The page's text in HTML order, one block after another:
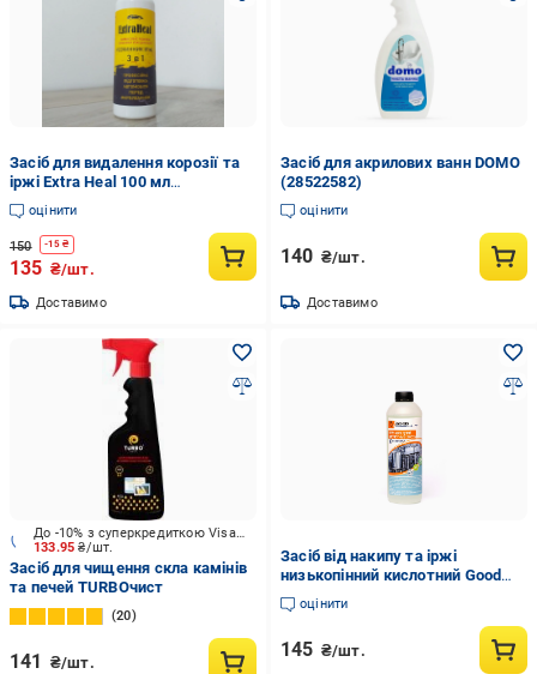
Засіб для видалення корозії та
іржі Extra Heal 100 мл
(2016425035)
оцінити
150 -15 ₴
135 ₴/шт.
Доставимо
Засіб для акрилових ванн DOMO
(28522582)
оцінити
140 ₴/шт.
Доставимо
133.95₴/шт.
До -10% з суперкредиткою Visa Вигода
Засіб для чищення скла камінів
та печей TURBOчист
20
141 ₴/шт.
Засіб від накипу та іржі
низькопінний кислотний Good
Result концентрат 1 л
(GC3009010)
оцінити
145 ₴/шт.